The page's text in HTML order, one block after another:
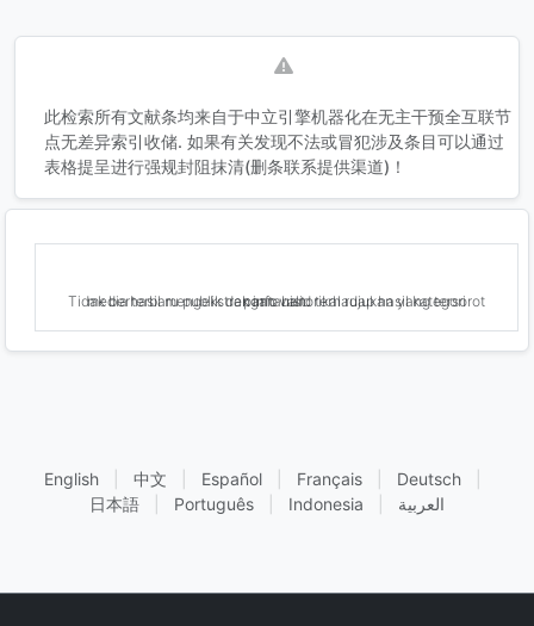
此检索所有文献条均来自于中立引擎机器化在无主干预全互联节
点无差异索引收储. 如果有关发现不法或冒犯涉及条目可以通过
表格提呈进行强规封阻抹清(删条联系提供渠道)！
Tidak berhasil mengekstrak info historikal rujukan yang tersorot media terbaru publik dengan valid terhadap hasil kategori pantauan.
English 中文 Español Français Deutsch
日本語
Português Indonesia العربية